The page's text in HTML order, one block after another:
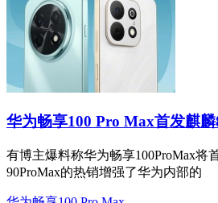
华为畅享100 Pro Max首发麒
有博主爆料称华为畅享100ProMax将
90ProMax的热销增强了华为内部的